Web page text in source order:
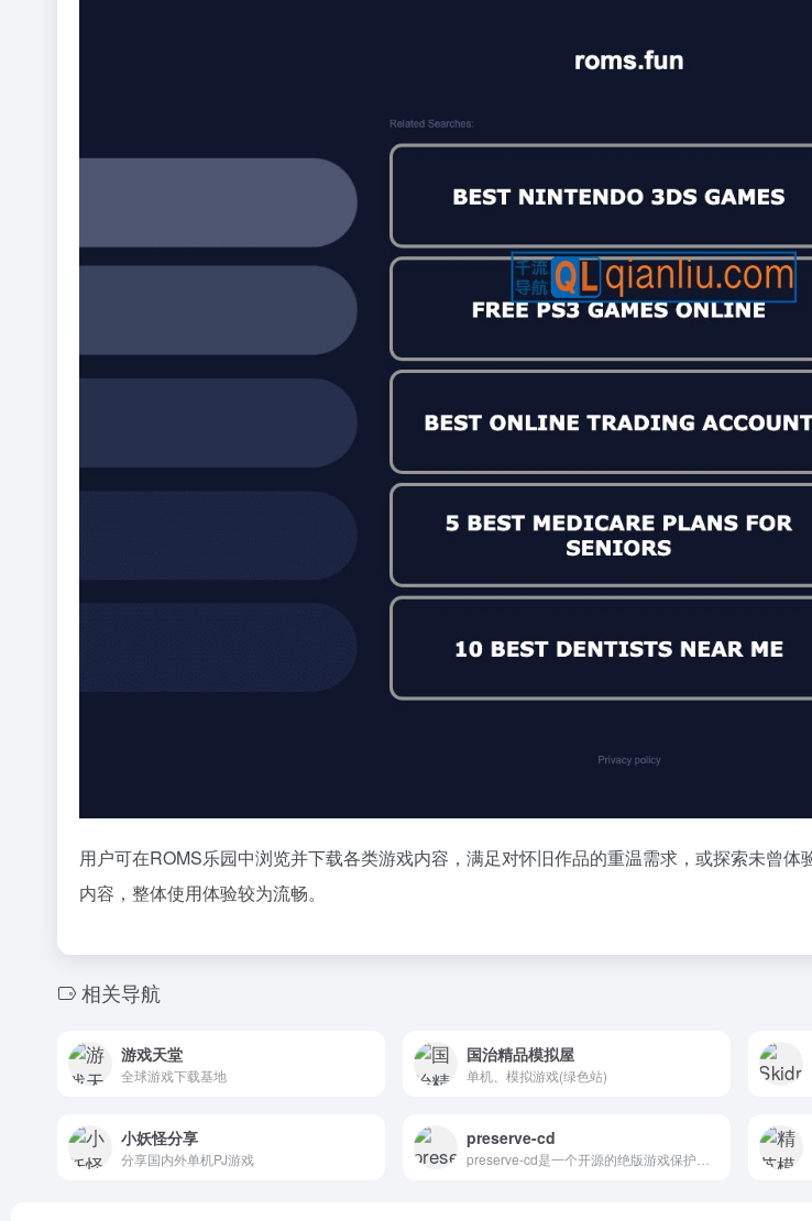
用户可在ROMS乐园中浏览并下载各类游戏内容，满足对怀旧作品的重温需求，或探索未曾
内容，整体使用体验较为流畅。
相关导航
游戏天堂
全球游戏下载基地
国治精品模拟屋
单机、模拟游戏(绿色站)
小妖怪分享
分享国内外单机PJ游戏
preserve-cd